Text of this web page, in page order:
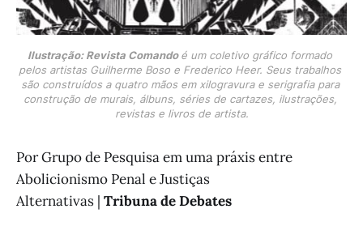
Ilustração: Revista Comando é um coletivo gráfico formado
pelos artistas Guilherme Boso e Frederico Heer. Seus trabalhos
são construídos a quatro mãos em xilogravura e serigrafia para
construção de murais, álbuns, séries de cartazes, ilustrações,
revistas e livros de artista.
Por Grupo de Pesquisa em uma práxis entre
Abolicionismo Penal e Justiças
Alternativas | Tribuna de Debates